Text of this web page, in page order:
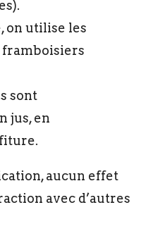
on utilise les
framboisiers
sont
jus, en
aucun effet
avec d’autres